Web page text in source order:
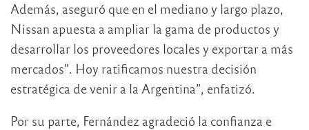
Además, aseguró que en el mediano y largo plazo,
Nissan apuesta a ampliar la gama de productos y
desarrollar los proveedores locales y exportar a más
mercados”. Hoy ratificamos nuestra decisión
estratégica de venir a la Argentina”, enfatizó.
Por su parte, Fernández agradeció la confianza e